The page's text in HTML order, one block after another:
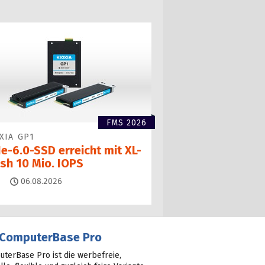
FMS 2026
GP1
6.0-SSD erreicht mit XL-
10 Mio. IOPS
06.08.2026
Pro
Pro ist die werbefreie,